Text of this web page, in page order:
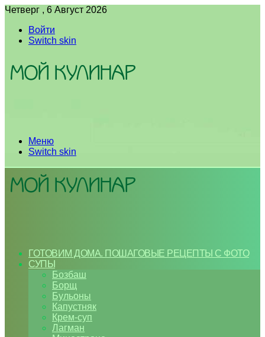
Четверг , 6 Август 2026
Войти
Switch skin
Меню
Switch skin
ГОТОВИМ ДОМА. ПОШАГОВЫЕ РЕЦЕПТЫ С ФОТО
СУПЫ
Бозбаш
Борщ
Бульоны
Капустняк
Крем-суп
Лагман